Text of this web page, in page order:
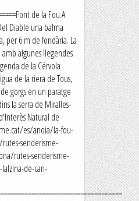
de la Fou.A
Diable una balma
per 6 m de fondària. La
algunes llegendes
de la Cérvola
de la riera de Tous,
gorgs en un paratge
la serra de Miralles-
Natural de
es/anoia/la-fou-
senderisme-
rutes-senderisme-
de-can-